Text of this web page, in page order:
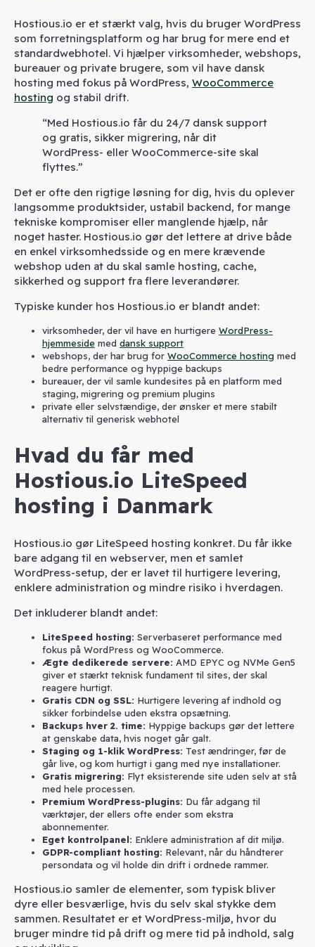
Hostious.io er et stærkt valg, hvis du bruger WordPress
som forretningsplatform og har brug for mere end et
standardwebhotel. Vi hjælper virksomheder, webshops,
bureauer og private brugere, som vil have dansk
hosting med fokus på WordPress, WooCommerce
hosting og stabil drift.
“Med Hostious.io får du 24/7 dansk support
og gratis, sikker migrering, når dit
WordPress- eller WooCommerce-site skal
flyttes.”
Det er ofte den rigtige løsning for dig, hvis du oplever
langsomme produktsider, ustabil backend, for mange
tekniske kompromiser eller manglende hjælp, når
noget haster. Hostious.io gør det lettere at drive både
en enkel virksomhedsside og en mere krævende
webshop uden at du skal samle hosting, cache,
sikkerhed og support fra flere leverandører.
Typiske kunder hos Hostious.io er blandt andet:
virksomheder, der vil have en hurtigere WordPress-
hjemmeside med dansk support
webshops, der har brug for WooCommerce hosting med
bedre performance og hyppige backups
bureauer, der vil samle kundesites på en platform med
staging, migrering og premium plugins
private eller selvstændige, der ønsker et mere stabilt
alternativ til generisk webhotel
Hvad du får med
Hostious.io LiteSpeed
hosting i Danmark
Hostious.io gør LiteSpeed hosting konkret. Du får ikke
bare adgang til en webserver, men et samlet
WordPress-setup, der er lavet til hurtigere levering,
enklere administration og mindre risiko i hverdagen.
Det inkluderer blandt andet:
LiteSpeed hosting: Serverbaseret performance med
fokus på WordPress og WooCommerce.
Ægte dedikerede servere: AMD EPYC og NVMe Gen5
giver et stærkt teknisk fundament til sites, der skal
reagere hurtigt.
Gratis CDN og SSL: Hurtigere levering af indhold og
sikker forbindelse uden ekstra opsætning.
Backups hver 2. time: Hyppige backups gør det lettere
at genskabe data, hvis noget går galt.
Staging og 1-klik WordPress: Test ændringer, før de
går live, og kom hurtigt i gang med nye installationer.
Gratis migrering: Flyt eksisterende site uden selv at stå
med hele processen.
Premium WordPress-plugins: Du får adgang til
værktøjer, der ellers ofte ender som ekstra
abonnementer.
Eget kontrolpanel: Enklere administration af dit miljø.
GDPR-compliant hosting: Relevant, når du håndterer
persondata og vil holde din drift i ordnede rammer.
Hostious.io samler de elementer, som typisk bliver
dyre eller besværlige, hvis du selv skal stykke dem
sammen. Resultatet er et WordPress-miljø, hvor du
bruger mindre tid på drift og mere tid på indhold, salg